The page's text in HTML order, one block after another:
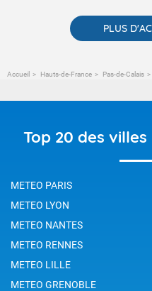
PLUS
Accueil Hauts-de-France Pas-de-Calais
Top 20 des
METEO PARIS
METEO LYON
METEO NANTES
METEO RENNES
METEO LILLE
METEO GRENOBLE